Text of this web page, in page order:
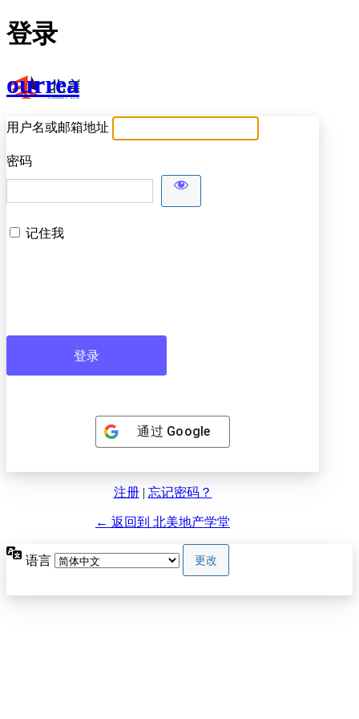
登录
ourrea
用户名或邮箱地址
密码
记住我
通过 Google
注册| 忘记密码？
← 返回到 北美地产学堂
语言